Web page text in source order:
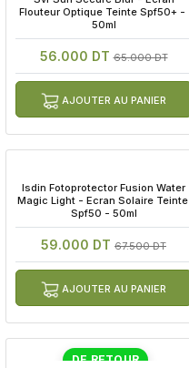
Flouteur Optique Teinte Spf50+ -
50ml
56.000 DT65.000 DT
AJOUTER AU PANIER
Isdin Fotoprotector Fusion Water
Magic Light - Ecran Solaire Teinte
Spf50 - 50ml
59.000 DT 67.500 DT
AJOUTER AU PANIER
DE RETOUR